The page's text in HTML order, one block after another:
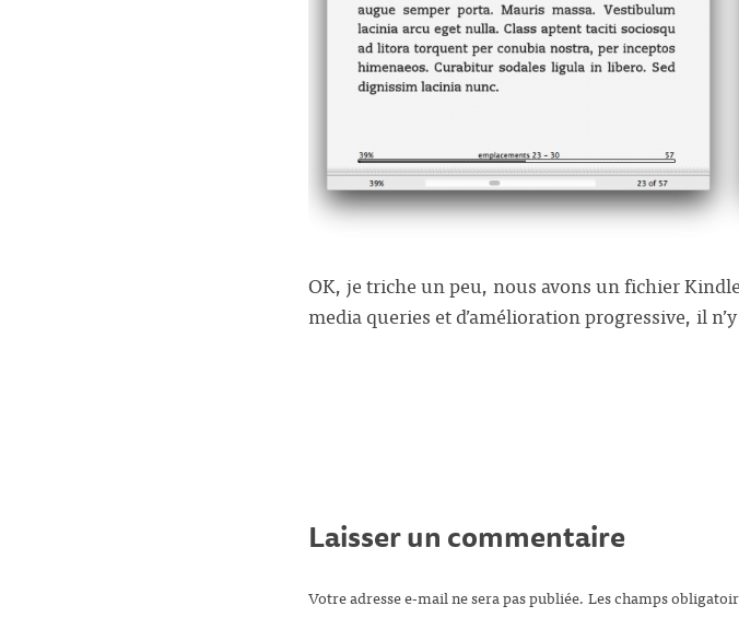
OK, je triche un peu, nous avons un fichier
media queries et d’amélioration progressive, il
Laisser un commentaire
Votre adresse e-mail ne sera pas publiée. Les champs